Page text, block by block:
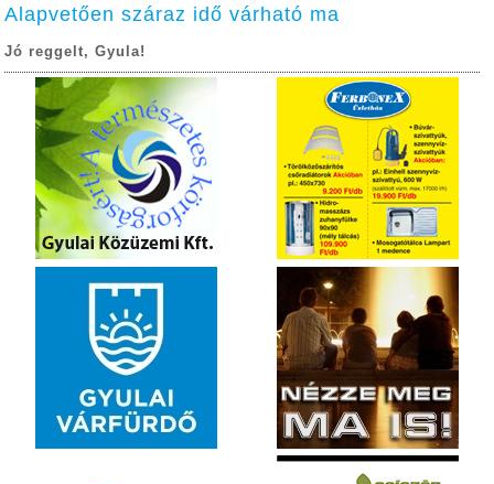
Alapvetően száraz idő várható ma
Jó reggelt, Gyula!